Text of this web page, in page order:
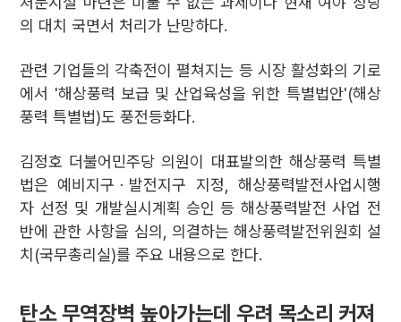
의 대치 국면서 처리가 난망하다.
관련 기업들의 각축전이 펼쳐지는 등 시장 활성화의 기로
에서 '해상풍력 보급 및 산업육성을 위한 특별법안'(해상
풍력 특별법)도 풍전등화다.
김정호 더불어민주당 의원이 대표발의한 해상풍력 특별
법은 예비지구ㆍ발전지구 지정, 해상풍력발전사업시행
자 선정 및 개발실시계획 승인 등 해상풍력발전 사업 전
반에 관한 사항을 심의, 의결하는 해상풍력발전위원회 설
치(국무총리실)를 주요 내용으로 한다.
탄소 무역장벽 높아가는데 우려 목소리 커져